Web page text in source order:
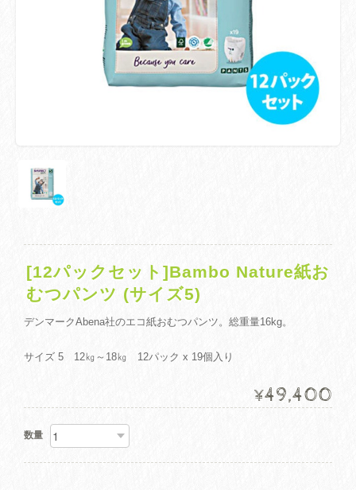
[12パックセット]Bambo Nature紙お
むつパンツ (サイズ5)
デンマークAbena社のエコ紙おむつパンツ。総重量16kg。
サイズ 5 12㎏～18㎏ 12パック x 19個入り
¥49,400
数量